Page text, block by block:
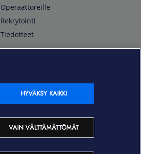
Operaattoreille
Rekrytointi
Tiedotteet
OmaElisa Self Service
Moving to Finland
Elisa Corporation
VAIN VÄLTTÄMÄTTÖMÄT
HYVÄKSY KAIKKI